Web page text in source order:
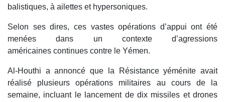
balistiques, à ailettes et hypersoniques.
Selon ses dires, ces vastes opérations d’appui ont été
menées dans un contexte d’agressions
américaines continues contre le Yémen.
Al-Houthi a annoncé que la Résistance yéménite avait
réalisé plusieurs opérations militaires au cours de la
semaine, incluant le lancement de dix missiles et drones